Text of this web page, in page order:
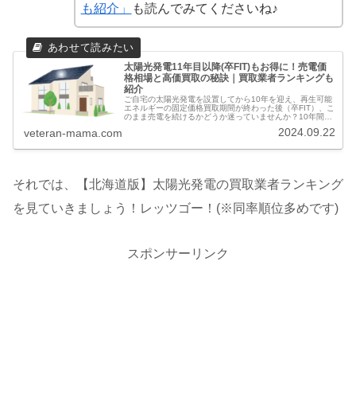
も紹介」
も読んでみてくださいね♪
太陽光発電11年目以降(卒FIT)もお得に！売電価
格相場と高価買取の秘訣｜買取業者ランキングも
紹介
ご自宅の太陽光発電を設置してから10年を迎え、再生可能
エネルギーの固定価格買取期間が終わった後（卒FIT）、こ
のまま売電を続けるかどうか迷っていませんか？10年間頑
veteran-mama.com 2024.09.22
それでは、【北海道版】太陽光発電の買取業者ランキング
を見ていきましょう！レッツゴー！(※同率順位多めです)
スポンサーリンク